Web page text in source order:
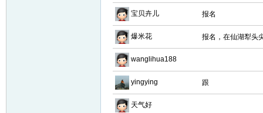
宝贝卉儿 报名
爆米花 报名，在仙湖犁头
wanglihua188
yingying 跟
天气好